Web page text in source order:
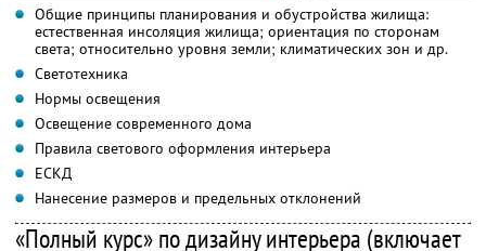
Общие принципы планирования и обустройства жилища:
естественная инсоляция жилища; ориентация по сторонам
света; относительно уровня земли; климатических зон и др.
Светотехника
Нормы освещения
Освещение современного дома
Правила светового оформления интерьера
ЕСКД
Нанесение размеров и предельных отклонений
«Полный курс» по дизайну интерьера (включает